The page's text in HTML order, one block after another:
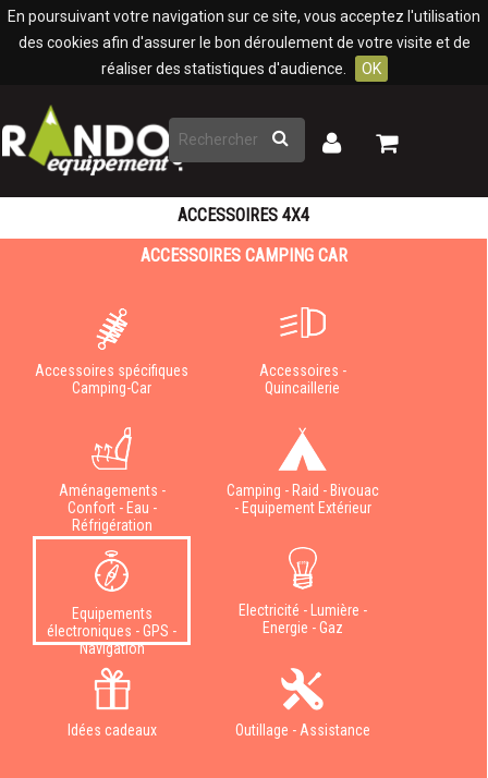
En poursuivant votre navigation sur ce site, vous acceptez l'utilisation
des cookies afin d'assurer le bon déroulement de votre visite et de
réaliser des statistiques d'audience.
OK
Rechercher
Mon
Mon
ACCESSOIRES 4X4
ACCESSOIRES CAMPING CAR
Accessoires spécifiques
Camping-Car
Accessoires -
Quincaillerie
Aménagements -
Confort - Eau -
Réfrigération
Camping - Raid - Bivouac
- Equipement Extérieur
Equipements
électroniques - GPS -
Navigation
Electricité - Lumière -
Energie - Gaz
Idées cadeaux Outillage - Assistance
Panneau de gestion des cookies